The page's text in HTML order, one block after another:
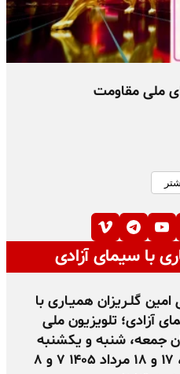
ملی مقاومت
با سیمای آزادی
امین گلـریزان همیـاری با
آزادی؛ تلویزیون ملی
جمعه، شنبه و یکشنبه
۱۶ ، ۱۷ و ۱۸ مرداد ۱۴۰۵ ۷ و ۸